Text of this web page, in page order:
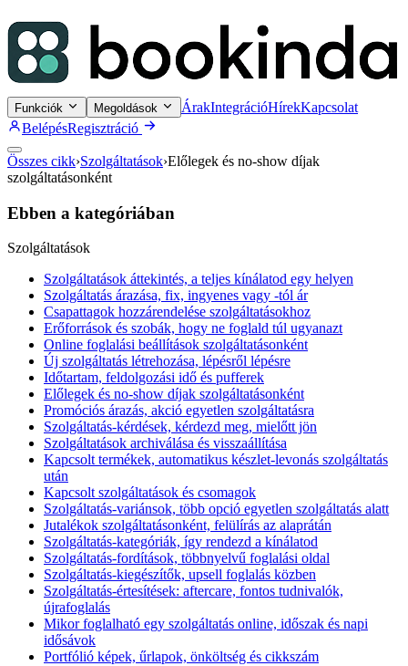
Funkciók Megoldások ÁrakIntegrációHírekKapcsolat
BelépésRegisztráció
Összes cikk›Szolgáltatások›Előlegek és no-show díjak
szolgáltatásonként
Ebben a kategóriában
Szolgáltatások
Szolgáltatások áttekintés, a teljes kínálatod egy helyen
Szolgáltatás árazása, fix, ingyenes vagy -tól ár
Csapattagok hozzárendelése szolgáltatásokhoz
Erőforrások és szobák, hogy ne foglald túl ugyanazt
Online foglalási beállítások szolgáltatásonként
Új szolgáltatás létrehozása, lépésről lépésre
Időtartam, feldolgozási idő és pufferek
Előlegek és no-show díjak szolgáltatásonként
Promóciós árazás, akció egyetlen szolgáltatásra
Szolgáltatás-kérdések, kérdezd meg, mielőtt jön
Szolgáltatások archiválása és visszaállítása
Kapcsolt termékek, automatikus készlet-levonás szolgáltatás
után
Kapcsolt szolgáltatások és csomagok
Szolgáltatás-variánsok, több opció egyetlen szolgáltatás alatt
Jutalékok szolgáltatásonként, felülírás az alaprátán
Szolgáltatás-kategóriák, így rendezd a kínálatod
Szolgáltatás-fordítások, többnyelvű foglalási oldal
Szolgáltatás-kiegészítők, upsell foglalás közben
Szolgáltatás-értesítések: aftercare, fontos tudnivalók,
újrafoglalás
Mikor foglalható egy szolgáltatás online, időszak és napi
idősávok
Portfólió képek, űrlapok, önköltség és cikkszám